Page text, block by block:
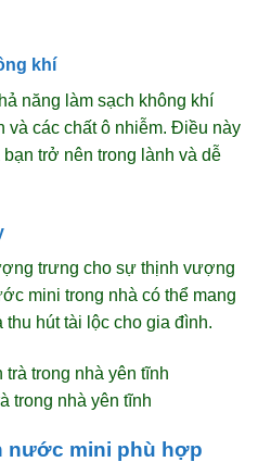
khí
năng làm sạch không khí
và các chất ô nhiễm. Điều này
trở nên trong lành và dễ
trưng cho sự thịnh vượng
mini trong nhà có thể mang
hút tài lộc cho gia đình.
trong nhà yên tĩnh
nước mini phù hợp